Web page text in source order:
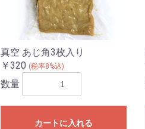
真空 あじ角3枚入り
￥320 (税率8%込)
数量
カートに入れる